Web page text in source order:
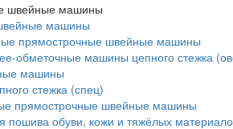
машины
прямострочные швейные машины
обметочные машины цепного стежка
машины
стежка (спец)
прямострочные швейные машины
обуви, кожи и тяжёлых